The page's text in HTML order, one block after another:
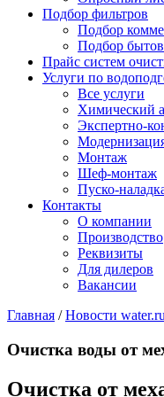
Подбор фильтров
Подбор
Подбор
Прайс систем
Услуги по
Все услуги
Химический
Экспертно-
Монтаж
Шеф-монтаж
Пуско-
Контакты
О компании
Производство
Реквизиты
Для дилеров
Вакансии
Главная /Новости water.ru
Очистка воды от
Очистка от